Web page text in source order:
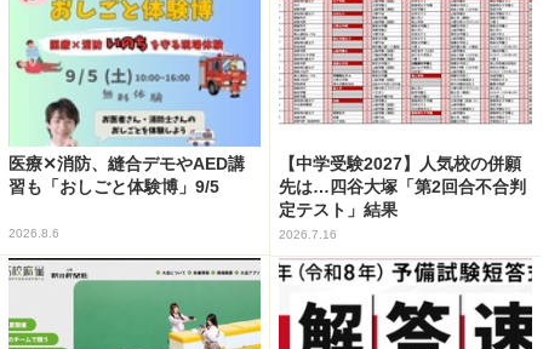
医療✕消防、縫合デモやAED講
習も「おしごと体験博」9/5
2026.8.6
【中学受験2027】人気校の併願
先は…四谷大塚「第2回合不合判
定テスト」結果
2026.7.16